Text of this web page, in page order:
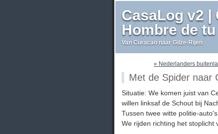
CasaLog v2 |
Hombre de tu
Van Curacao naar Gilze-Rijen
« Nederlanders
Met de Spider naar
Situatie: We komen juist van
willen linksaf de Schout bij
Tussen twee witte politie-
We rijden richting het stoplicht